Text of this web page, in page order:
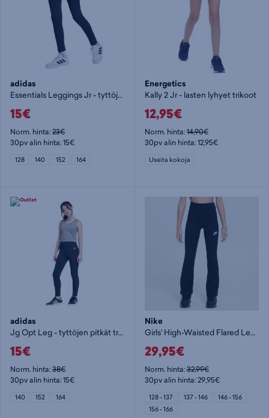
adidas
Essentials Leggings Jr - tyttöjen pitkät trikoot
15€
Norm. hinta:23€
30pv alin hinta: 15€
128 140 152 164
Energetics
Kally 2 Jr - lasten lyhyet trikoot
12,95€
Norm. hinta:14,90€
30pv alin hinta: 12,95€
Useita kokoja
adidas
Jg Opt Leg - tyttöjen pitkät trikoot
15€
Norm. hinta:38€
30pv alin hinta: 15€
140 152 164
Nike
Girls' High-Waisted Flared Leggings Jr - tyttöjen pitkät trikoot
29,95€
Norm. hinta:32,99€
30pv alin hinta: 29,95€
128 - 137 137 - 146
146 - 156
156 - 166